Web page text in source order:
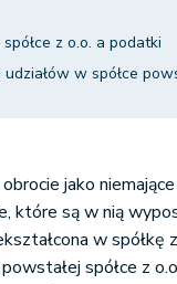
z o.o. a podatki
w spółce
obrocie jako
które są w nią
w spółkę
spółce z